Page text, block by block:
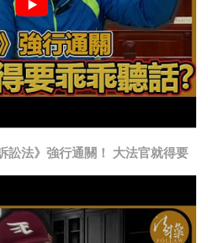
訟法》強行通關！ 大法官就得要